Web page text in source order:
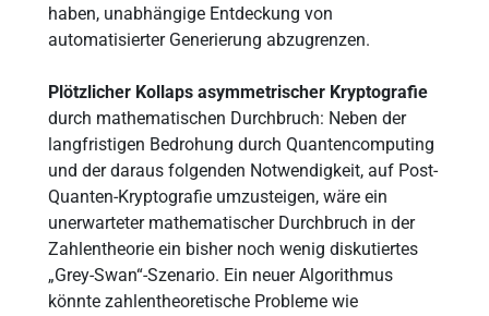
haben, unabhängige Entdeckung von
automatisierter Generierung abzugrenzen.
Plötzlicher Kollaps asymmetrischer Kryptografie
durch mathematischen Durchbruch: Neben der
langfristigen Bedrohung durch Quantencomputing
und der daraus folgenden Notwendigkeit, auf Post-
Quanten-Kryptografie umzusteigen, wäre ein
unerwarteter mathematischer Durchbruch in der
Zahlentheorie ein bisher noch wenig diskutiertes
„Grey-Swan“-Szenario. Ein neuer Algorithmus
könnte zahlentheoretische Probleme wie